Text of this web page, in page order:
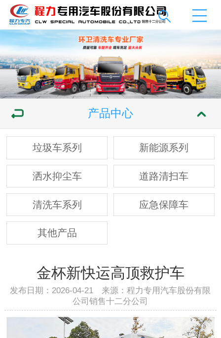
产品中心
垃圾车系列 新能源系列
洒水抑尘车 道路清扫车
清洗车系列 应急保障车
其他产品
金杯新快运高顶救护车
发布日期：2026-04-21 来源：程力专用汽车股份有限
公司销售十二分公司